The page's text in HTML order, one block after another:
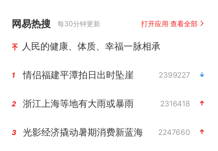
网易热搜 每30分钟更新 打开应用 查看全部
人民的健康、体质、幸福一脉相承
1 情侣福建平潭拍日出时坠崖 2399227
2 浙江上海等地有大雨或暴雨 2316418
3 光影经济撬动暑期消费新蓝海 2247660